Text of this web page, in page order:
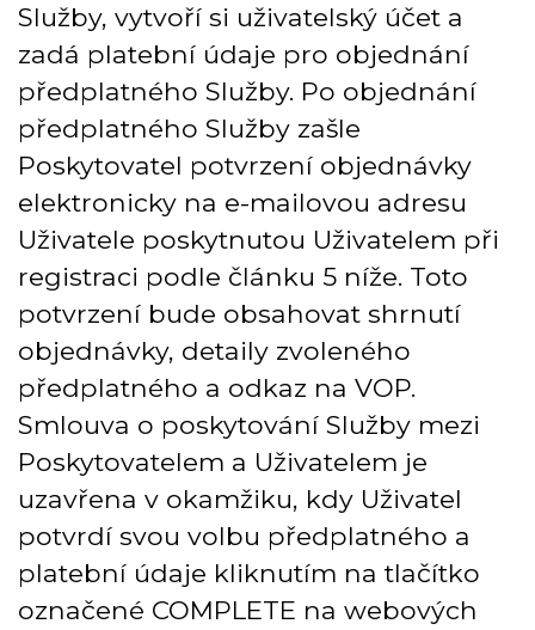
Služby, vytvoří si uživatelský účet a
zadá platební údaje pro objednání
předplatného Služby. Po objednání
předplatného Služby zašle
Poskytovatel potvrzení objednávky
elektronicky na e-mailovou adresu
Uživatele poskytnutou Uživatelem při
registraci podle článku 5 níže. Toto
potvrzení bude obsahovat shrnutí
objednávky, detaily zvoleného
předplatného a odkaz na VOP.
Smlouva o poskytování Služby mezi
Poskytovatelem a Uživatelem je
uzavřena v okamžiku, kdy Uživatel
potvrdí svou volbu předplatného a
platební údaje kliknutím na tlačítko
označené COMPLETE na webových